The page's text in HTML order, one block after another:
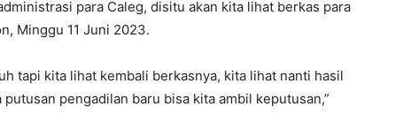
para Caleg, disitu akan kita lihat berkas para
Minggu 11 Juni 2023.
tapi kita lihat kembali berkasnya, kita lihat nanti hasil
pengadilan baru bisa kita ambil keputusan,”